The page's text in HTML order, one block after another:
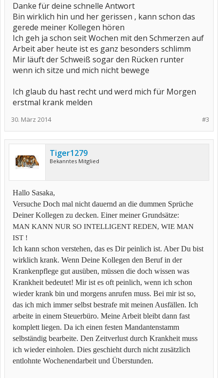
Danke für deine schnelle Antwort
Bin wirklich hin und her gerissen , kann schon das
gerede meiner Kollegen hören
Ich geh ja schon seit Wochen mit den Schmerzen auf
Arbeit aber heute ist es ganz besonders schlimm
Mir läuft der Schweiß sogar den Rücken runter
wenn ich sitze und mich nicht bewege
Ich glaub du hast recht und werd mich für Morgen
erstmal krank melden
#3
30. März 2014
Tiger1279
Bekanntes Mitglied
Hallo Sasaka,
Versuche Doch mal nicht dauernd an die dummen Sprüche
Deiner Kollegen zu decken. Einer meiner Grundsätze:
MAN KANN NUR SO INTELLIGENT REDEN, WIE MAN
IST !
Ich kann schon verstehen, das es Dir peinlich ist. Aber Du bist
wirklich krank. Wenn Deine Kollegen den Beruf in der
Krankenpflege gut ausüben, müssen die doch wissen was
Krankheit bedeutet! Mir ist es oft peinlich, wenn ich schon
wieder krank bin und morgens anrufen muss. Bei mir ist so,
das ich mich immer selbst bestrafe mit meinen Ausfällen. Ich
arbeite in einem Steuerbüro. Meine Arbeit bleibt dann fast
komplett liegen. Da ich einen festen Mandantenstamm
selbständig bearbeite. Den Zeitverlust durch Krankheit muss
ich wieder einholen. Dies geschieht durch nicht zusätzlich
entlohnte Wochenendarbeit und Überstunden.